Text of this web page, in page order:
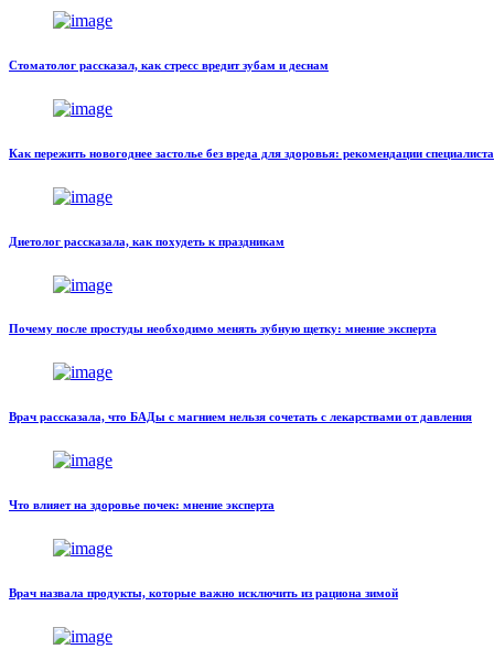
Стоматолог рассказал, как стресс вредит зубам и деснам
Как пережить новогоднее застолье без вреда для здоровья: рекомендации специалиста
Диетолог рассказала, как похудеть к праздникам
Почему после простуды необходимо менять зубную щетку: мнение эксперта
Врач рассказала, что БАДы с магнием нельзя сочетать с лекарствами от давления
Что влияет на здоровье почек: мнение эксперта
Врач назвала продукты, которые важно исключить из рациона зимой